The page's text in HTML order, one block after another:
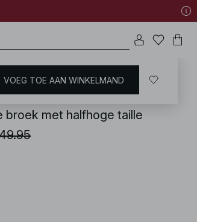
Zomer Broeken
broek met halfhoge taille
VOEG TOE AAN WINKELMAND